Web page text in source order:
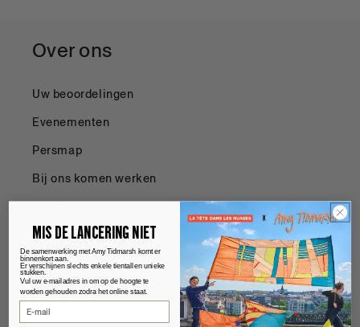
Over ons
Uw beoordelingen
Evenementen
Persmap
Bij ons komen werken
Contact
Sociale media
Facebook
MIS DE LANCERING NIET
De samenwerking met Amy Tidmarsh komt er
binnenkort aan.
Er verschijnen slechts enkele tientallen unieke
stukken.
Vul uw e-mailadres in om op de hoogte te
worden gehouden zodra het online staat.